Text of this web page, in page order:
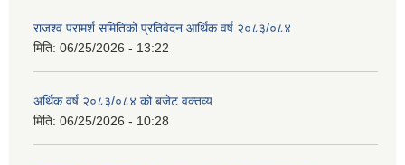
राजश्व परामर्श समितिको प्रतिवेदन आर्थिक वर्ष २०८३/०८४
मिति: 06/25/2026 - 13:22
अर्थिक वर्ष २०८३/०८४ को बजेट वक्तव्य
मिति: 06/25/2026 - 10:28